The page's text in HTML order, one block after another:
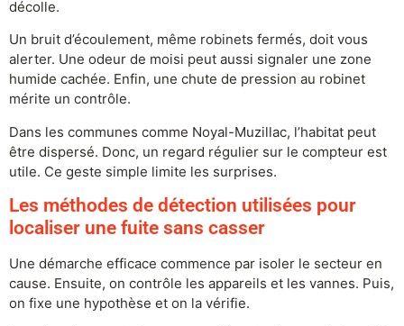
décolle.
Un bruit d’écoulement, même robinets fermés, doit vous
alerter. Une odeur de moisi peut aussi signaler une zone
humide cachée. Enfin, une chute de pression au robinet
mérite un contrôle.
Dans les communes comme Noyal-Muzillac, l’habitat peut
être dispersé. Donc, un regard régulier sur le compteur est
utile. Ce geste simple limite les surprises.
Les méthodes de détection utilisées pour
localiser une fuite sans casser
Une démarche efficace commence par isoler le secteur en
cause. Ensuite, on contrôle les appareils et les vannes. Puis,
on fixe une hypothèse et on la vérifie.